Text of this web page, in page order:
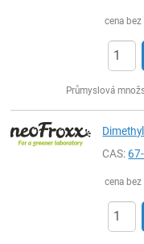
cena bez
Průmyslová
CAS:
cena bez